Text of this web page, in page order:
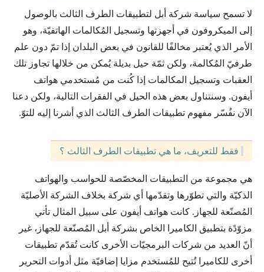
لا تسمح سياسة شركة أبل لتطبيقات الطرف الثالث بالوصول
إلى الميكروفون في أجهزتها وتسجيل المُكالمات الهاتفيّة، وهو
الأمر الذي يُعتبر مخالفًا للقانون في بعض البلدان إذا تمّ دون علم
طرفيّ المُكالمة، ولكن ثمّة حيل بديلة يُمكن من خلالها تجاوز تلك
العقبات وتسجيل المكالمات إذا كُنت من مُستخدمي هواتف
أيفون. وسنتناول بعض هذه الحيل في الفقرات التالية، ولكن دعنا
الآن نفُسّر مفهوم تطبيقات الطرف الثالث الذي أشرنا إليه للتوّ.
فقط للتعريف، ما هي تطبيقات الطرف الثالث ؟
هي مجموعة من التطبيقات المخصّصة للحواسب والهواتف
الذكيّة والتي تطوّرها وتقدّمها أي شركة بخلاف الشركة الأصليّة
المُصنّعة للجهاز. كانت هواتف أيفون على سبيل المثال تأتي
مزوّدًة بتطبيق الكاميرا الخاص بشركة أبل المُصنّعة للجهاز، غير
أنّ العديد من شركات البرمجيّات الأخرى كانت تُقدّم تطبيقات
أخرى للكاميرا تُتيح للمُستخدم مزايا إضافيّة مثل أدوات التحرير